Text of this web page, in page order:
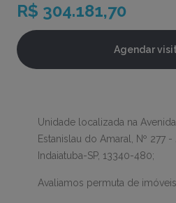
R$ 304.181,70
Agendar
Unidade localizada na
Estanislau do Amaral, Nº 277
Indaiatuba-SP, 13340-480;
Avaliamos permuta de